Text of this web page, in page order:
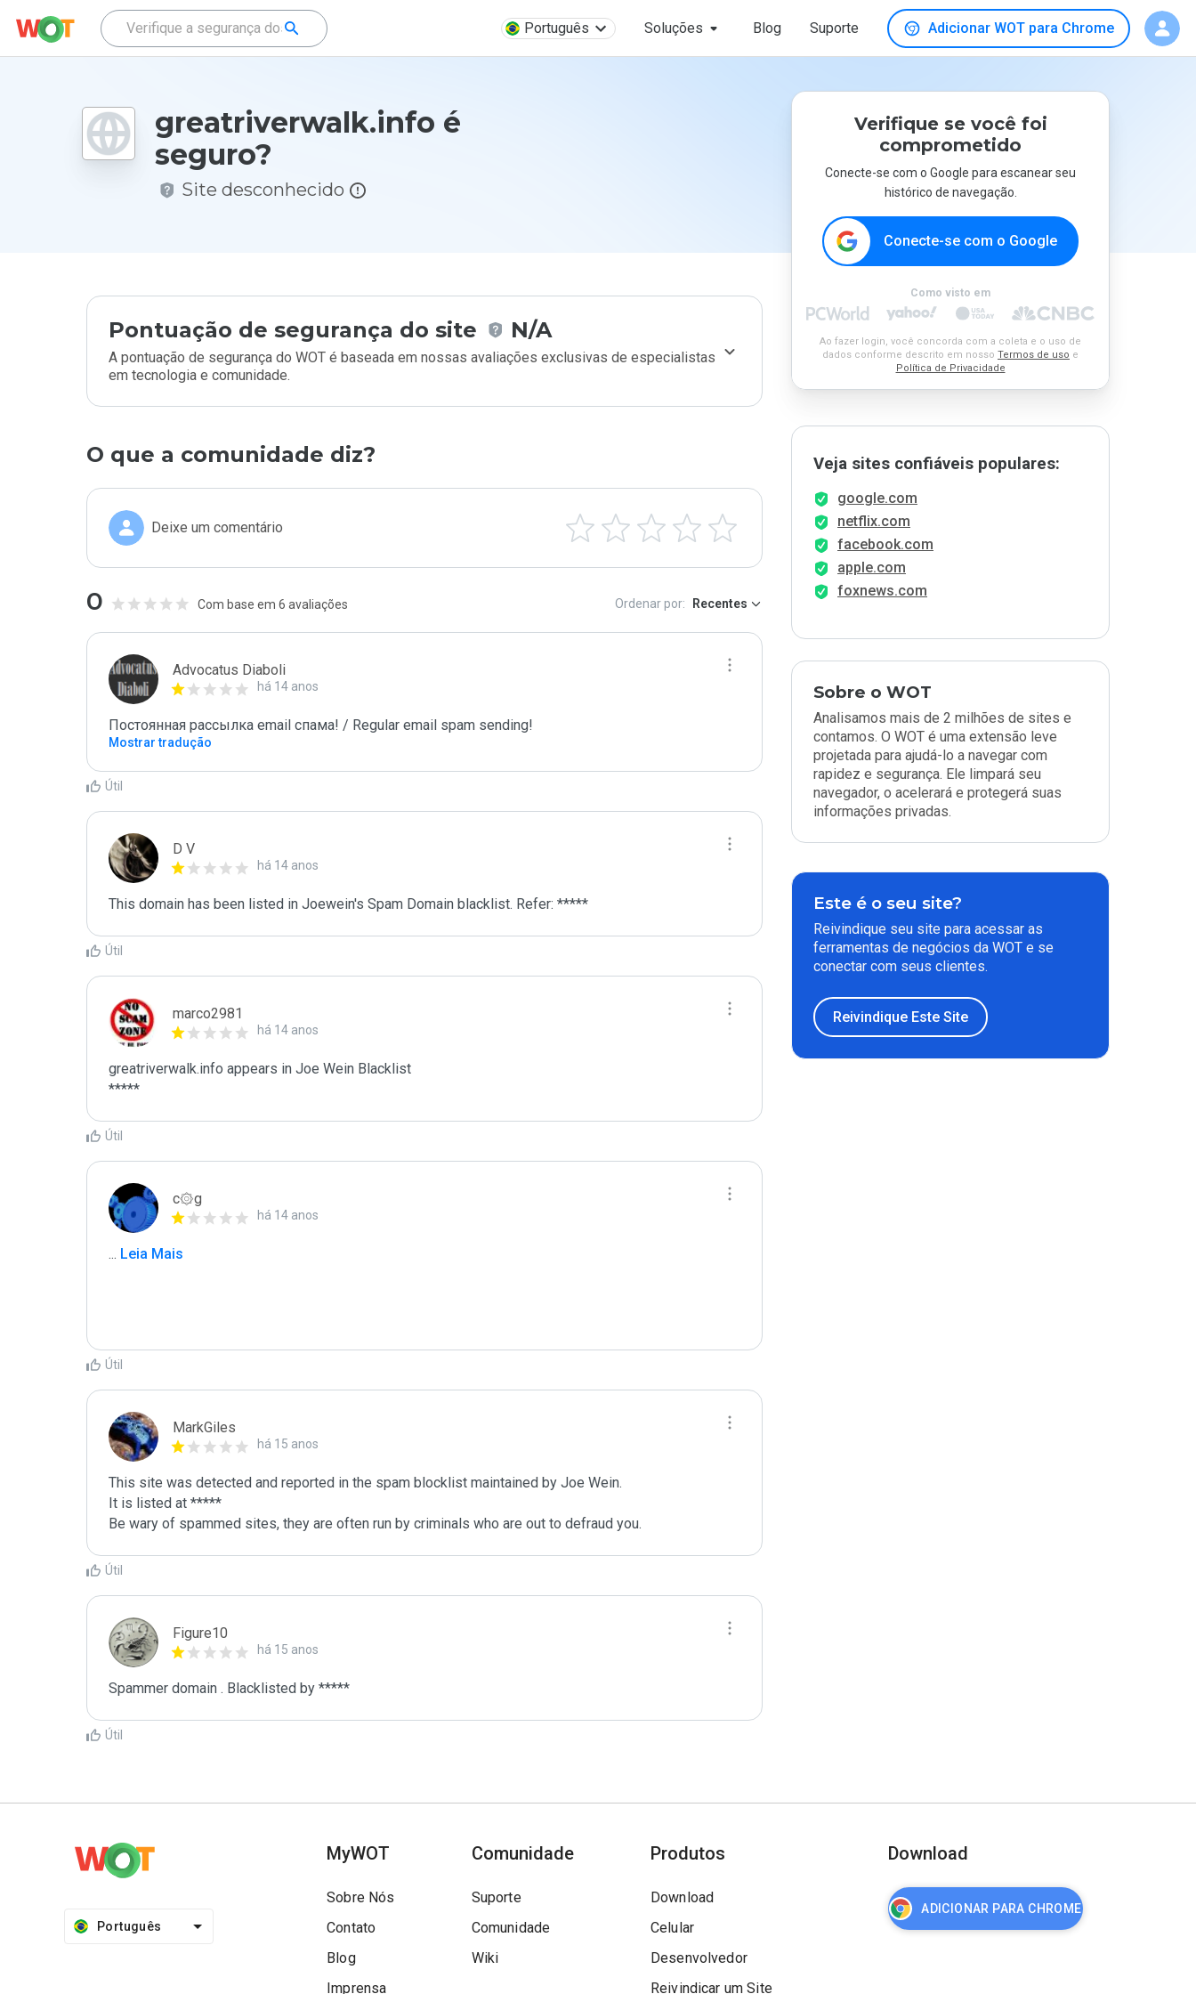
Português Soluções Blog Suporte Adicionar WOT para Chrome
greatriverwalk.info é
seguro?
Site desconhecido
Pontuação de segurança do site N/A
A pontuação de segurança do WOT é baseada em nossas avaliações exclusivas de especialistas
em tecnologia e comunidade.
O que a comunidade diz?
Deixe um comentário
0 Com base em 6 avaliações Ordenar por: Recentes
Advocatus Diaboli
há 14 anos
Постоянная рассылка email спама! / Regular email spam sending!
Mostrar tradução
Útil
D V
há 14 anos
This domain has been listed in Joewein's Spam Domain blacklist. Refer: *****
Útil
marco2981
há 14 anos
greatriverwalk.info appears in Joe Wein Blacklist
*****
Útil
c۞g
há 14 anos
... Leia Mais
Útil
MarkGiles
há 15 anos
This site was detected and reported in the spam blocklist maintained by Joe Wein.
It is listed at *****
Be wary of spammed sites, they are often run by criminals who are out to defraud you.
Útil
Figure10
há 15 anos
Spammer domain . Blacklisted by *****
Útil
Verifique se você foi
comprometido
Conecte-se com o Google para escanear seu
histórico de navegação.
Conecte-se com o Google
Como visto em
Ao fazer login, você concorda com a coleta e o uso de
dados conforme descrito em nosso Termos de uso e
Política de Privacidade
Veja sites confiáveis populares:
google.com
netflix.com
facebook.com
apple.com
foxnews.com
Sobre o WOT
Analisamos mais de 2 milhões de sites e
contamos. O WOT é uma extensão leve
projetada para ajudá-lo a navegar com
rapidez e segurança. Ele limpará seu
navegador, o acelerará e protegerá suas
informações privadas.
Este é o seu site?
Reivindique seu site para acessar as
ferramentas de negócios da WOT e se
conectar com seus clientes.
Reivindique Este Site
Português
MyWOT
Sobre Nós
Contato
Blog
Imprensa
Comunidade
Suporte
Comunidade
Wiki
Produtos
Download
Celular
Desenvolvedor
Reivindicar um Site
Download
ADICIONAR PARA CHROME